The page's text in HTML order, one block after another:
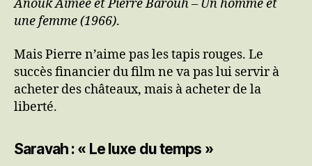
Anouk Aimée et Pierre Barouh – Un homme et
une femme (1966).
Mais Pierre n’aime pas les tapis rouges. Le
succès financier du film ne va pas lui servir à
acheter des châteaux, mais à acheter de la
liberté.
Saravah : « Le luxe du temps »